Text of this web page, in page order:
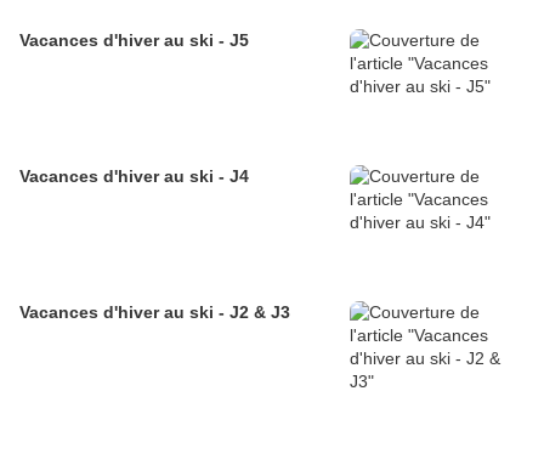
Vacances d'hiver au ski - J5
Vacances d'hiver au ski - J4
Vacances d'hiver au ski - J2 & J3